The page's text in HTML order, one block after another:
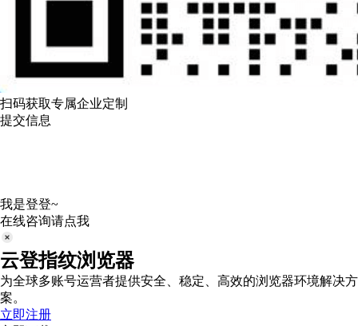
扫码获取专属企业定制
提交信息
我是登登~
在线咨询请点我
云登指纹浏览器
为全球多账号运营者提供安全、稳定、高效的浏览器环境解决方
案。
立即注册